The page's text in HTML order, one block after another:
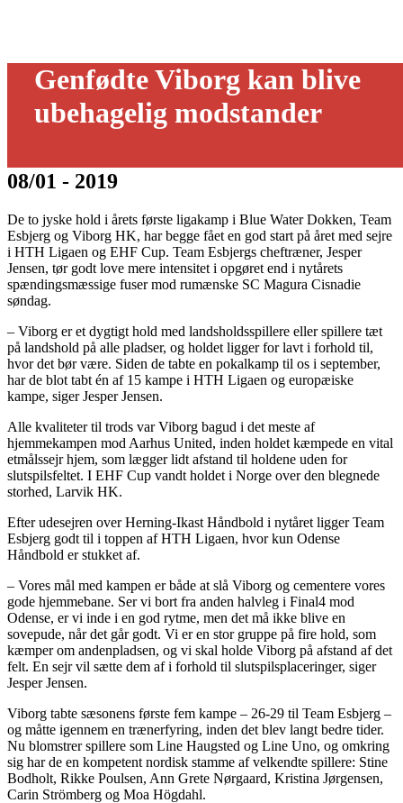
Genfødte Viborg kan blive
ubehagelig modstander
08/01 - 2019
De to jyske hold i årets første ligakamp i Blue Water Dokken, Team
Esbjerg og Viborg HK, har begge fået en god start på året med sejre
i HTH Ligaen og EHF Cup. Team Esbjergs cheftræner, Jesper
Jensen, tør godt love mere intensitet i opgøret end i nytårets
spændingsmæssige fuser mod rumænske SC Magura Cisnadie
søndag.
– Viborg er et dygtigt hold med landsholdsspillere eller spillere tæt
på landshold på alle pladser, og holdet ligger for lavt i forhold til,
hvor det bør være. Siden de tabte en pokalkamp til os i september,
har de blot tabt én af 15 kampe i HTH Ligaen og europæiske
kampe, siger Jesper Jensen.
Alle kvaliteter til trods var Viborg bagud i det meste af
hjemmekampen mod Aarhus United, inden holdet kæmpede en vital
etmålssejr hjem, som lægger lidt afstand til holdene uden for
slutspilsfeltet. I EHF Cup vandt holdet i Norge over den blegnede
storhed, Larvik HK.
Efter udesejren over Herning-Ikast Håndbold i nytåret ligger Team
Esbjerg godt til i toppen af HTH Ligaen, hvor kun Odense
Håndbold er stukket af.
– Vores mål med kampen er både at slå Viborg og cementere vores
gode hjemmebane. Ser vi bort fra anden halvleg i Final4 mod
Odense, er vi inde i en god rytme, men det må ikke blive en
sovepude, når det går godt. Vi er en stor gruppe på fire hold, som
kæmper om andenpladsen, og vi skal holde Viborg på afstand af det
felt. En sejr vil sætte dem af i forhold til slutspilsplaceringer, siger
Jesper Jensen.
Viborg tabte sæsonens første fem kampe – 26-29 til Team Esbjerg –
og måtte igennem en trænerfyring, inden det blev langt bedre tider.
Nu blomstrer spillere som Line Haugsted og Line Uno, og omkring
sig har de en kompetent nordisk stamme af velkendte spillere: Stine
Bodholt, Rikke Poulsen, Ann Grete Nørgaard, Kristina Jørgensen,
Carin Strömberg og Moa Högdahl.